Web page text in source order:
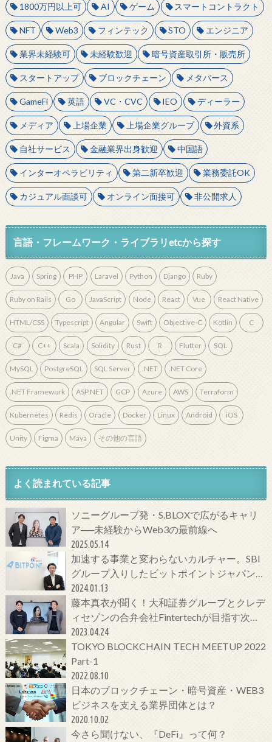
1800万円以上可 AI ゲーム スマートコントラクト
NFT Web3 フィンテック STO エンジニア
業界未経験可 未経験歓迎 暗号資産取引所・販売所
スタートアップ ブロックチェーン メタバース
GameFi 英語 VC・CVC IEO ディーラー
メディア 上場企業 上場企業グループ 外資系
自社サービス 金融業界出身歓迎 中国語
インターオペラビリティ 第二新卒歓迎 業務委託OK
カジュアル面談可 オンライン面接可 非公開求人
言語・フレームワーク・ライブラリetcから探す
Java Spring PHP Laravel Python Django Ruby
Ruby on Rails Go JavaScript Node React Vue React Native
HTML/CSS Typescript Angular Swift Objective-C Kotlin C
C# C++ Scala Solidity Rust R Flutter SQL
MySQL PostgreSQL SQL Server .NET .NET Core
.NET Framework ASP.NET GCP Azure AWS Terraform
Kubernetes Redis Oracle Docker Linux Android iOS
Unity Figma Maya その他の言語
よく読まれている記事
ソニーグループ発・S.BLOXで広がるキャリ
ア──未経験からWeb3の最前線へ
2025.05.14
加速する事業と変わらないカルチャー。SBI
グループ入りしたビットポイントジャパンの
今をCTOに聞いてみた！
2024.01.13
藤本真衣が聞く！大和証券グループとクレデ
ィセゾンの合弁会社Fintertechが目指す次世
代金融サービスとは
2023.04.24
TOKYO BLOCKCHAIN TECH MEETUP 2022
Part-1
2022.08.10
日本のブロックチェーン・暗号資産・WEB3
ビジネスを支える業界団体とは？
2020.10.02
今さら聞けない、『DeFi』って何？